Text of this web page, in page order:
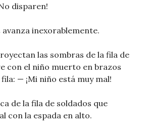
disparen!
inexorablemente.
las sombras de la fila de
con el niño muerto en brazos
— ¡Mi niño está muy mal!
de la fila de soldados que
con la espada en alto.